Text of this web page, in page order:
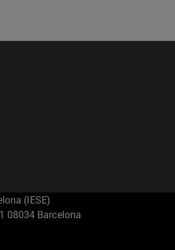
(IESE)
08034 Barcelona